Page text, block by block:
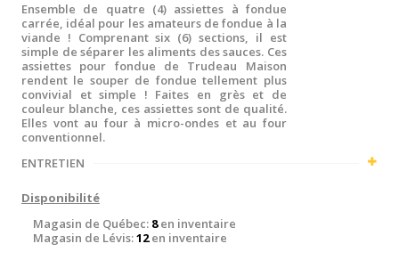
Ensemble de quatre (4) assiettes à fondue
carrée, idéal pour les amateurs de fondue à la
viande ! Comprenant six (6) sections, il est
simple de séparer les aliments des sauces. Ces
assiettes pour fondue de Trudeau Maison
rendent le souper de fondue tellement plus
convivial et simple ! Faites en grès et de
couleur blanche, ces assiettes sont de qualité.
Elles vont au four à micro-ondes et au four
conventionnel.
ENTRETIEN
Disponibilité
Magasin de Québec: 8en inventaire
Magasin de Lévis:12en inventaire